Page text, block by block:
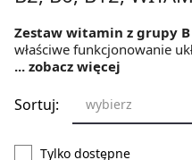
Zestaw witamin z grupy B
właściwe funkcjonowanie
samopoczucia, złagodzenie
psychicznym. Każda
role w naszych
... zobacz więcej
Sortuj: wybierz
Tylko dostępne